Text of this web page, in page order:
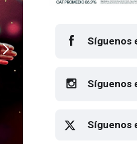
Síguenos
Síguenos
Síguenos